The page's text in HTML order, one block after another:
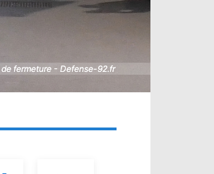
fermeture - Defense-92.fr
fermeture - Defense-92.fr